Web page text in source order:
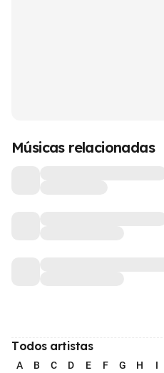
Músicas relacionadas
Todos artistas
A B C D E F G H I